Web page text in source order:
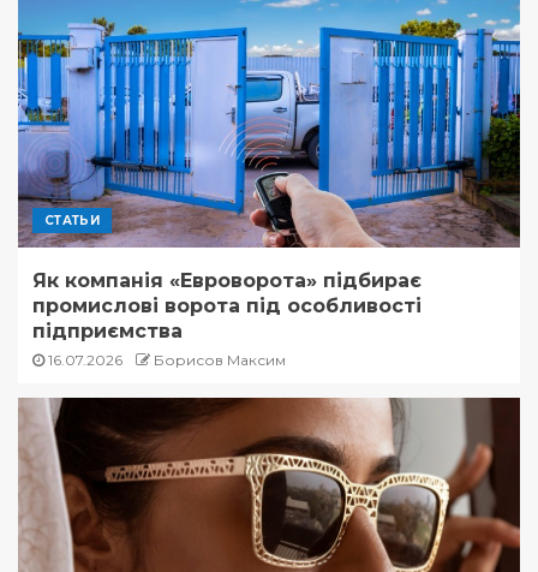
СТАТЬИ
Як компанія «Евроворота» підбирає
промислові ворота під особливості
підприємства
16.07.2026 Борисов Максим